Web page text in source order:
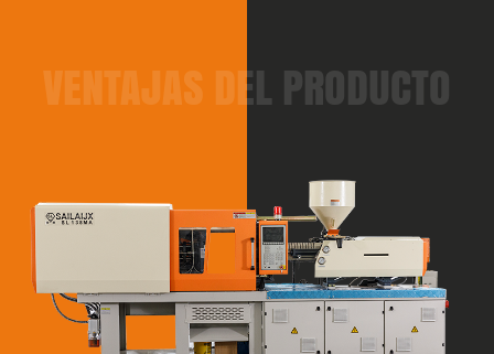
VENTAJAS DEL PRODUCTO